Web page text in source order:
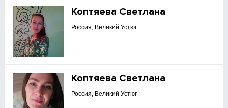
Коптяева Светлана
Россия, Великий Устюг
Коптяева Светлана
Россия, Великий Устюг